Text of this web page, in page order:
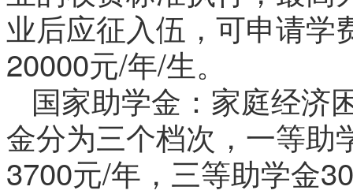
业后应征入伍，可申请学
20000元/年/生。
国家助学金：家庭经济
金分为三个档次，一等助
3700元/年，三等助学金